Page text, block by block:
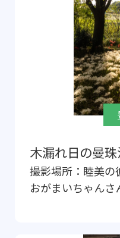
木漏れ日の曼
撮影場所： 睦美の
おがまいちゃんさ